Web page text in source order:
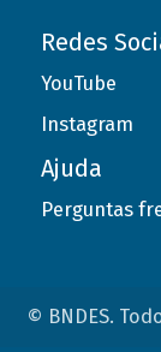
Redes
YouTube
Instagram
Ajuda
Perguntas
© BNDES.